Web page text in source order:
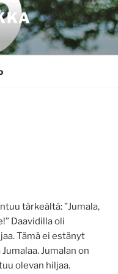
tärkeältä: ”Jumala,
Daavidilla oli
Tämä ei estänyt
Jumalan on
olevan hiljaa.